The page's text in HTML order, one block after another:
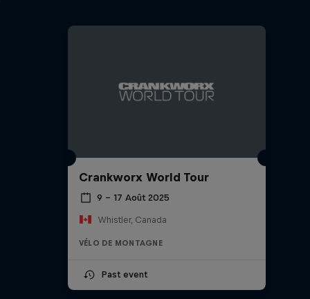
Crankworx World Tour
9 – 17 Août 2025
Whistler, Canada
VÉLO DE MONTAGNE
Past event